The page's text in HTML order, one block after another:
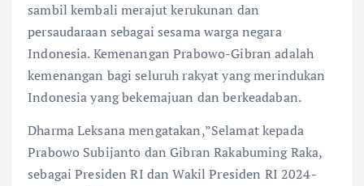
sambil kembali merajut kerukunan dan
persaudaraan sebagai sesama warga negara
Indonesia. Kemenangan Prabowo-Gibran adalah
kemenangan bagi seluruh rakyat yang merindukan
Indonesia yang bekemajuan dan berkeadaban.
Dharma Leksana mengatakan,”Selamat kepada
Prabowo Subijanto dan Gibran Rakabuming Raka,
sebagai Presiden RI dan Wakil Presiden RI 2024-